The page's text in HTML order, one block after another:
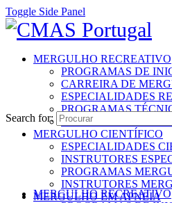
Toggle Side Panel
MERGULHO RECREATIVO
PROGRAMAS DE
CARREIRA DE
ESPECIALIDADES
PROGRAMAS
INSTRUTORES
MERGULHO CIENTÍFICO
ESPECIALIDADES
INSTRUTORES
PROGRAMAS
INSTRUTORES
MERGULHO EM APNEIA
Search for:
MERGULHO RECREATIVO